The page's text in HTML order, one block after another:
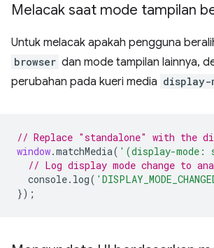
Melacak saat mode tampilan
Untuk melacak apakah pengguna
browser dan mode tampilan lainnya,
perubahan pada kueri media display-
// Replace "standalone" with the
window.matchMedia( '(display-mode:
// Log display mode change to
console. log(
});